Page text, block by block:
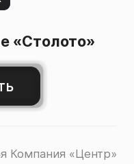
«Столото»
Компания «Центр»